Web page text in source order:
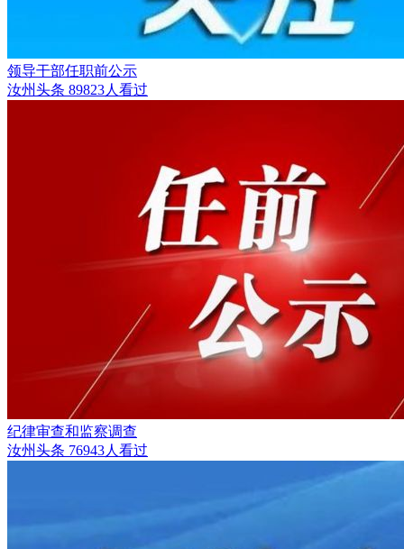
领导干部任职前公示
汝州头条 89823人看过
纪律审查和监察调查
汝州头条 76943人看过